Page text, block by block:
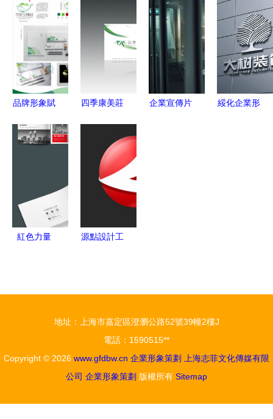
項到戰略必
選項的必然
象文化設計
展板海報策
劃全解析
設計制作
章定制到企
業形象策劃
的榮耀之路
品牌形象賦
紫陽秦巴山
VIS設計手
冊深度解析
四季康美莊
全案策劃
企業宣傳片
綏化企業形
紅色力量
源點設計工
地址：上海市嘉定區澄瀏公路52號39幢2樓J
電話：1590515**
Copyright © 2026 www.gfdbw.cn 企業形象策劃
上海志菲文化傳媒有限
公司 企業形象策劃 版權所有 Sitemap